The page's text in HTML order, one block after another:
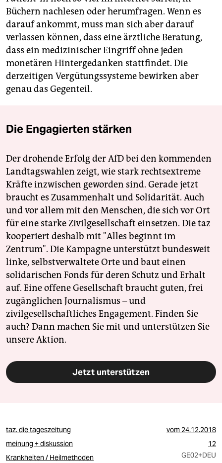
Büchern nachlesen oder herumfragen. Wenn es
darauf ankommt, muss man sich aber darauf
verlassen können, dass eine ärztliche Beratung,
dass ein medizinischer Eingriff ohne jeden
monetären Hintergedanken stattfindet. Die
derzeitigen Vergütungssysteme bewirken aber
genau das Gegenteil.
Die Engagierten stärken
Der drohende Erfolg der AfD bei den kommenden
Landtagswahlen zeigt, wie stark rechtsextreme
Kräfte inzwischen geworden sind. Gerade jetzt
braucht es Zusammenhalt und Solidarität. Auch
und vor allem mit den Menschen, die sich vor Ort
für eine starke Zivilgesellschaft einsetzen. Die taz
kooperiert deshalb mit "Alles beginnt im
Zentrum". Die Kampagne unterstützt bundesweit
linke, selbstverwaltete Orte und baut einen
solidarischen Fonds für deren Schutz und Erhalt
auf. Eine offene Gesellschaft braucht guten, frei
zugänglichen Journalismus – und
zivilgesellschaftliches Engagement. Finden Sie
auch? Dann machen Sie mit und unterstützen Sie
unsere Aktion.
Jetzt unterstützen
taz. die tageszeitung vom24.12.2018
meinung + diskussion
12
Krankheiten / Heilmethoden
GE02+DEU